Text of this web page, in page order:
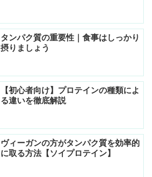
タンパク質の重要性｜食事はしっかり
摂りましょう
【初心者向け】プロテインの種類によ
る違いを徹底解説
ヴィーガンの方がタンパク質を効率的
に取る方法【ソイプロテイン】